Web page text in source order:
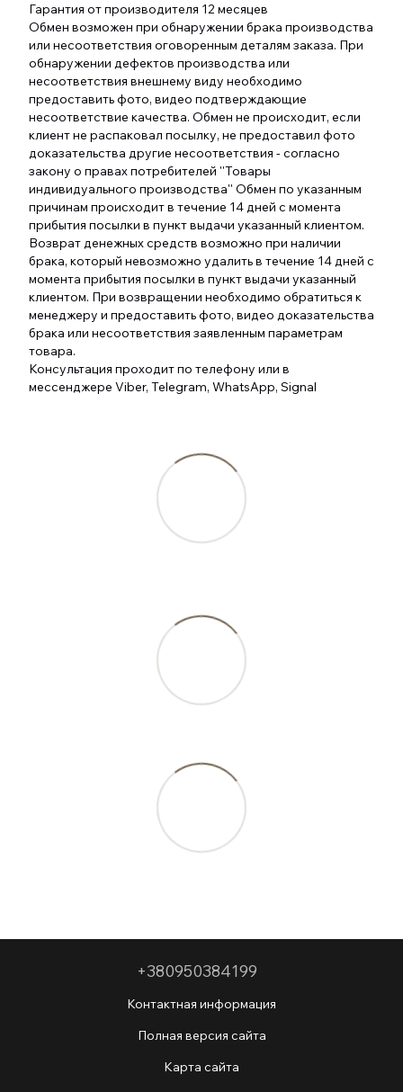
Гарантия от производителя 12 месяцев
Обмен возможен при обнаружении брака производства
или несоответствия оговоренным деталям заказа. При
обнаружении дефектов производства или
несоответствия внешнему виду необходимо
предоставить фото, видео подтверждающие
несоответствие качества. Обмен не происходит, если
клиент не распаковал посылку, не предоставил фото
доказательства другие несоответствия - согласно
закону о правах потребителей ''Товары
индивидуального производства'' Обмен по указанным
причинам происходит в течение 14 дней с момента
прибытия посылки в пункт выдачи указанный клиентом.
Возврат денежных средств возможно при наличии
брака, который невозможно удалить в течение 14 дней с
момента прибытия посылки в пункт выдачи указанный
клиентом. При возвращении необходимо обратиться к
менеджеру и предоставить фото, видео доказательства
брака или несоответствия заявленным параметрам
товара.
Консультация проходит по телефону или в
мессенджере Viber, Telegram, WhatsApp, Signal
+380950384199
Контактная информация
Полная версия сайта
Карта сайта